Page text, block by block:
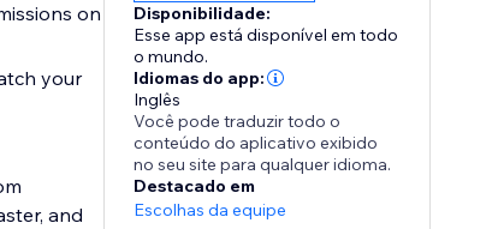
on
your
and
Disponibilidade:
Esse app está disponível em todo
o mundo.
Idiomas do app:
Inglês
Você pode traduzir todo o
conteúdo do aplicativo exibido
no seu site para qualquer idioma.
Destacado em
Escolhas da equipe